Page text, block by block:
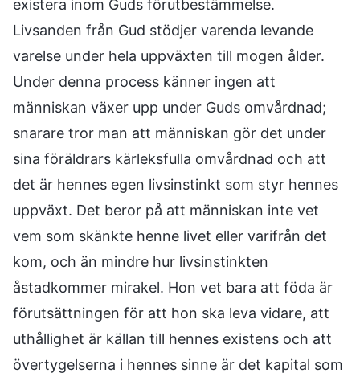
existera inom Guds förutbestämmelse.
Livsanden från Gud stödjer varenda levande
varelse under hela uppväxten till mogen ålder.
Under denna process känner ingen att
människan växer upp under Guds omvårdnad;
snarare tror man att människan gör det under
sina föräldrars kärleksfulla omvårdnad och att
det är hennes egen livsinstinkt som styr hennes
uppväxt. Det beror på att människan inte vet
vem som skänkte henne livet eller varifrån det
kom, och än mindre hur livsinstinkten
åstadkommer mirakel. Hon vet bara att föda är
förutsättningen för att hon ska leva vidare, att
uthållighet är källan till hennes existens och att
övertygelserna i hennes sinne är det kapital som